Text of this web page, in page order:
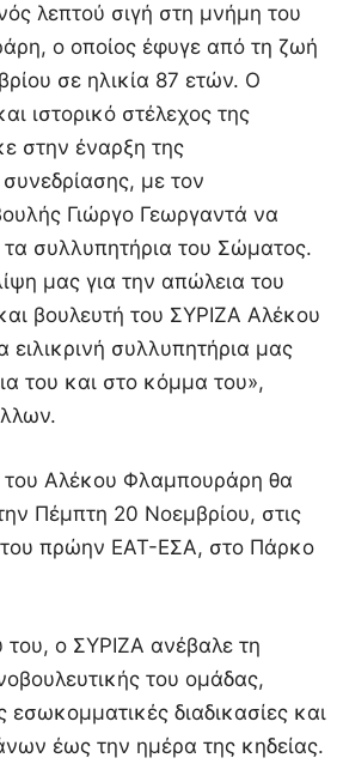
λεπτού σιγή στη μνήμη του
ο οποίος έφυγε από τη ζωή
σε ηλικία 87 ετών. Ο
ιστορικό στέλεχος της
στην έναρξη της
με τον
Γιώργο Γεωργαντά να
τα συλλυπητήρια του Σώματος.
μας για την απώλεια του
βουλευτή του ΣΥΡΙΖΑ Αλέκου
συλλυπητήρια μας
του και στο κόμμα του»,
του Αλέκου Φλαμπουράρη θα
Πέμπτη 20 Νοεμβρίου, στις
πρώην ΕΑΤ-ΕΣΑ, στο Πάρκο
ο ΣΥΡΙΖΑ ανέβαλε τη
του ομάδας,
εσωκομματικές διαδικασίες και
έως την ημέρα της κηδείας.